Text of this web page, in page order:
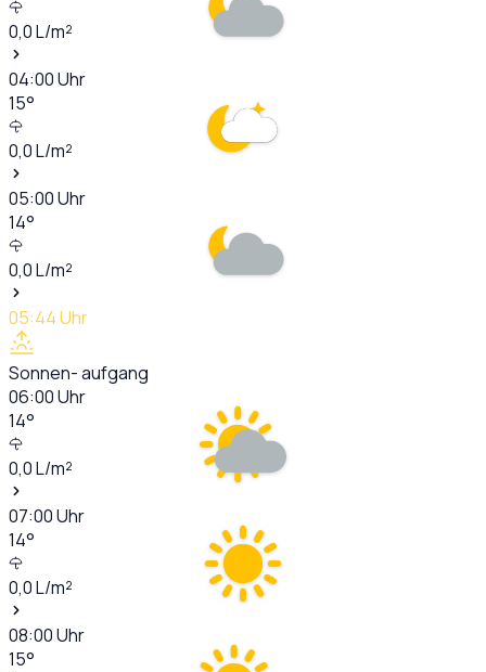
0,0L/m²
04:00Uhr
15°
0,0L/m²
05:00Uhr
14°
0,0L/m²
05:44Uhr
Sonnen- aufgang
06:00Uhr
14°
0,0L/m²
07:00Uhr
14°
0,0L/m²
08:00Uhr
15°